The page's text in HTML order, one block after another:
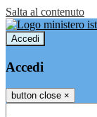
Salta al contenuto
Accedi
Accedi
button close ×